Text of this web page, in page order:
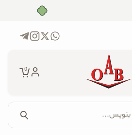
0
بنویس...